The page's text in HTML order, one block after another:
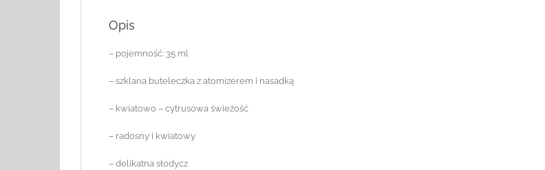
Opis
– pojemność: 35 ml
– szklana buteleczka z atomizerem i nasadką
– kwiatowo – cytrusowa świeżość
– radosny i kwiatowy
– delikatna słodycz